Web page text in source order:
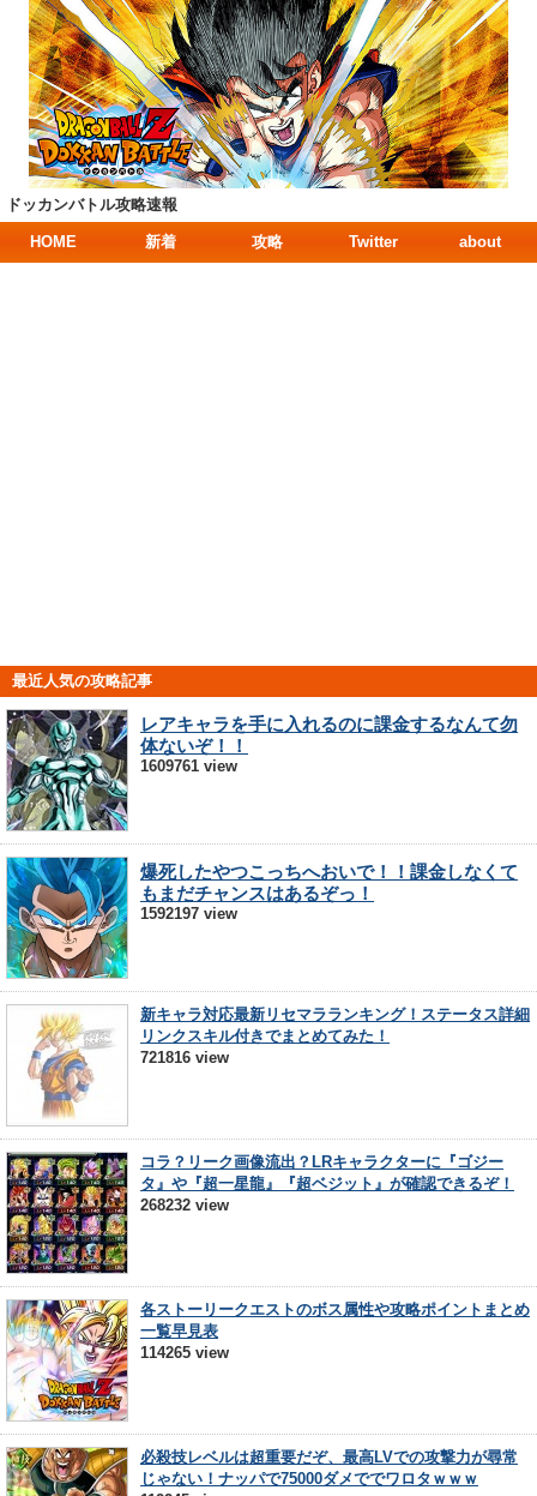
ドッカンバトル攻略速報
HOME 新着 攻略 Twitter about
最近人気の攻略記事
レアキャラを手に入れるのに課金するなんて勿
体ないぞ！！
1609761 view
爆死したやつこっちへおいで！！課金しなくて
もまだチャンスはあるぞっ！
1592197 view
新キャラ対応最新リセマラランキング！ステータス詳細
リンクスキル付きでまとめてみた！
721816 view
コラ？リーク画像流出？LRキャラクターに『ゴジー
タ』や『超一星龍』『超ベジット』が確認できるぞ！
268232 view
各ストーリークエストのボス属性や攻略ポイントまとめ
一覧早見表
114265 view
必殺技レベルは超重要だぞ、最高LVでの攻撃力が尋常
じゃない！ナッパで75000ダメででワロタｗｗｗ